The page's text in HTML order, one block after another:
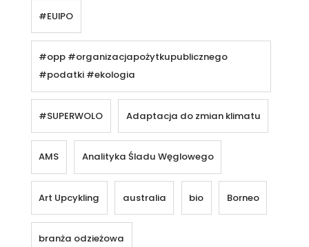
#EUIPO
#opp #organizacjapożytkupublicznego
#podatki #ekologia
#SUPERWOLO Adaptacja do zmian klimatu
AMS Analityka Śladu Węglowego
Art Upcykling australia bio Borneo
branża odzieżowa